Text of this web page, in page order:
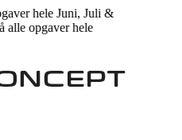
hele Juni, Juli &
opgaver hele